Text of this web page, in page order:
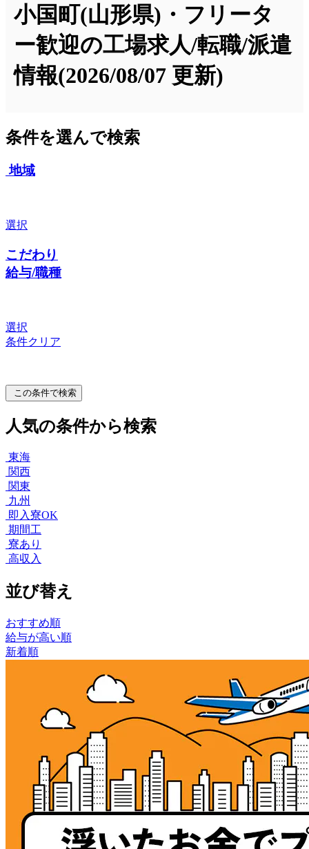
小国町(山形県)・フリータ
ー歓迎の工場求人/転職/派遣
情報(2026/08/07 更新)
条件を選んで検索
地域
選択
こだわり
給与/職種
選択
条件クリア
この条件で検索
人気の条件から検索
東海
関西
関東
九州
即入寮OK
期間工
寮あり
高収入
並び替え
おすすめ順
給与が高い順
新着順